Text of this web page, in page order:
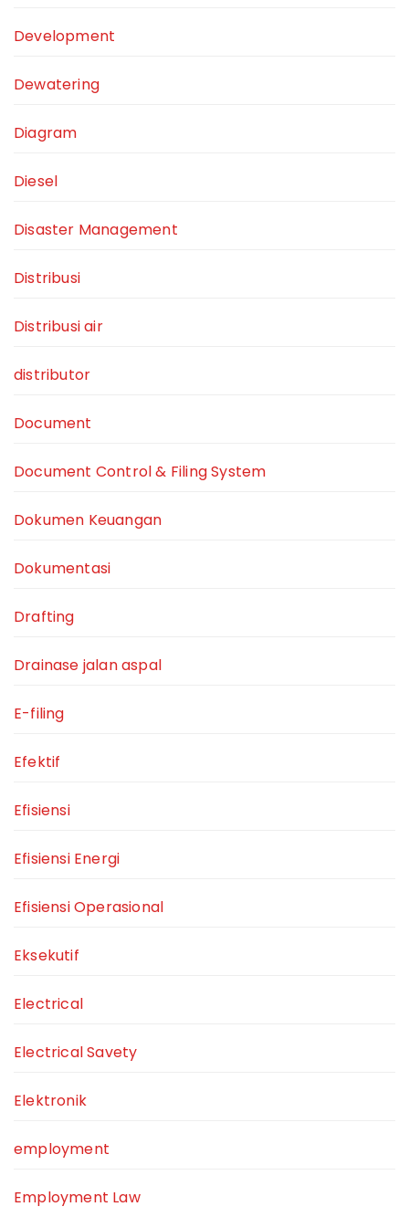
Development
Dewatering
Diagram
Diesel
Disaster Management
Distribusi
Distribusi air
distributor
Document
Document Control & Filing System
Dokumen Keuangan
Dokumentasi
Drafting
Drainase jalan aspal
E-filing
Efektif
Efisiensi
Efisiensi Energi
Efisiensi Operasional
Eksekutif
Electrical
Electrical Savety
Elektronik
employment
Employment Law